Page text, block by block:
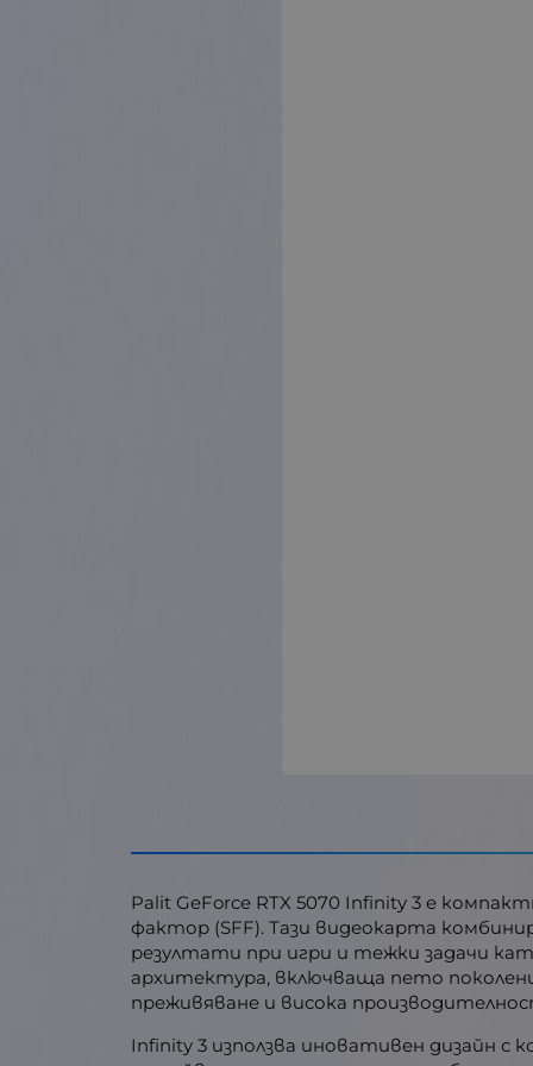
Palit GeForce RTX 5070 Infinity 3 е
фактор (SFF). Тази видеокарта
резултати при игри и тежки задачи
архитектура, включваща пето
преживяване и висока
Infinity 3 използва иновативен дизайн